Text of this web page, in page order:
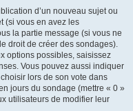
d’un nouveau sujet ou
(si vous en avez les
la partie message (si vous ne
droit de créer des sondages).
options possibles, saisissez
Vous pouvez aussi indiquer
lors de son vote dans
jours du sondage (mettre « 0 »
utilisateurs de modifier leur